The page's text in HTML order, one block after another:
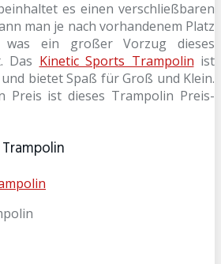
es einen verschließbaren
man je nach vorhandenem Platz
was ein großer Vorzug dieses
Das Kinetic Sports Trampolin ist
bietet Spaß für Groß und Klein.
Preis ist dieses Trampolin Preis-